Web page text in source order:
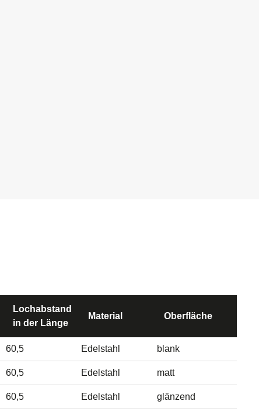
Lochabstand
in der Länge
Material Oberfläche
60,5 Edelstahl blank
60,5 Edelstahl matt
60,5 Edelstahl glänzend